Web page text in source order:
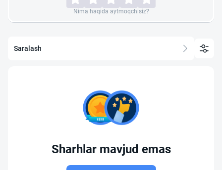
Nima haqida aytmoqchisiz?
Saralash
Sharhlar mavjud emas